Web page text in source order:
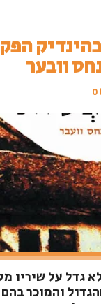
וובער
0
גדל על שיריו
והמוכר